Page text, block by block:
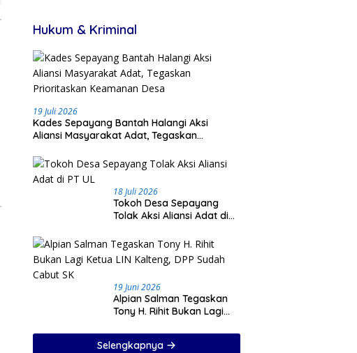
Hukum & Kriminal
19 Juli 2026
Kades Sepayang Bantah Halangi Aksi
Aliansi Masyarakat Adat, Tegaskan
18 Juli 2026
Tokoh Desa Sepayang
Tolak Aksi Aliansi Adat di
19 Juni 2026
Alpian Salman Tegaskan
Tony H. Rihit Bukan Lagi
Sudah Cabut SK
Selengkapnya